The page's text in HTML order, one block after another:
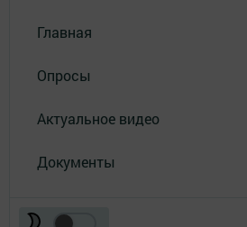
Главная
Опросы
Актуальное видео
Документы